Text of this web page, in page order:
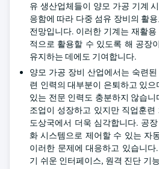
유 생산업체들이 양모 가공 기계
응함에 따라 다중 섬유 장비의 활
전망입니다. 이러한 기계는 재활
적으로 활용할 수 있도록 해 공장
유지하는 데에도 기여합니다.
양모 가공 장비 산업에서는 숙련
련 인력의 대부분이 은퇴하고 있
있는 전문 인력도 충분하지 않습
조업이 성장하고 있지만 직업훈
도상국에서 더욱 심각합니다. 공
화 시스템으로 제어할 수 있는 자
이러한 문제에 대응하고 있습니
기 쉬운 인터페이스, 원격 진단 기